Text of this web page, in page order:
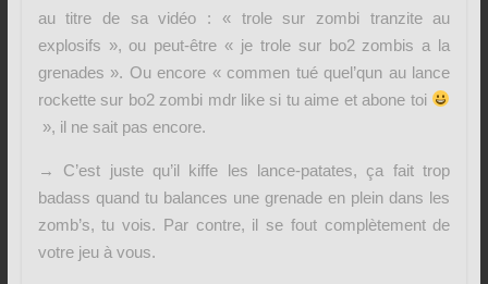
au titre de sa vidéo : « trole sur zombi tranzite au
explosifs », ou peut-être « je trole sur bo2 zombis a la
grenades ». Ou encore « commen tué quel’qun au lance
rockette sur bo2 zombi mdr like si tu aime et abone toi
», il ne sait pas encore.
→ C’est juste qu’il kiffe les lance-patates, ça fait trop
badass quand tu balances une grenade en plein dans les
zomb’s, tu vois. Par contre, il se fout complètement de
votre jeu à vous.